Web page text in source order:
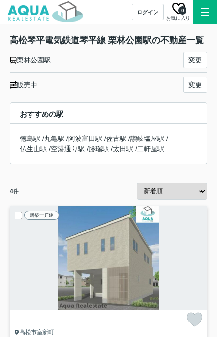
ログイン
お気に入り
0
高松琴平電気鉄道琴平線 栗林公園駅の不動産一覧
栗林公園駅 変更
販売中 変更
おすすめの駅
徳島駅 /丸亀駅 /阿波富田駅 /佐古駅 /讃岐塩屋駅 /
仏生山駅 /空港通り駅 /勝瑞駅 /太田駅 /二軒屋駅
4件
新築一戸建
高松市室新町